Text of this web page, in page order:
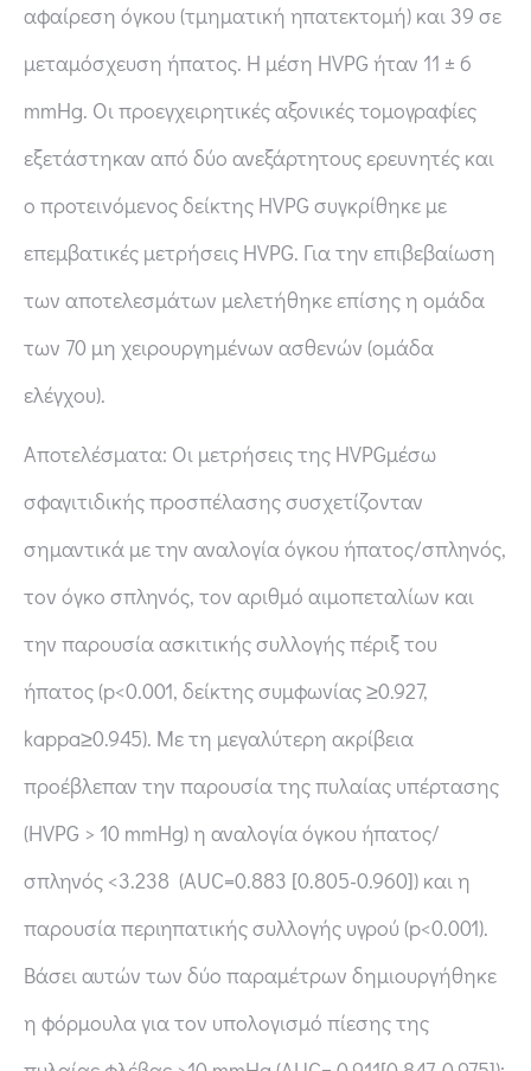
αφαίρεση όγκου (τμηματική ηπατεκτομή) και 39 σε
μεταμόσχευση ήπατος. Η μέση HVPG ήταν 11 ± 6
mmHg. Οι προεγχειρητικές αξονικές τομογραφίες
εξετάστηκαν από δύο ανεξάρτητους ερευνητές και
ο προτεινόμενος δείκτης HVPG συγκρίθηκε με
επεμβατικές μετρήσεις HVPG. Για την επιβεβαίωση
των αποτελεσμάτων μελετήθηκε επίσης η ομάδα
των 70 μη χειρουργημένων ασθενών (ομάδα
ελέγχου).
Αποτελέσματα: Οι μετρήσεις της HVPGμέσω
σφαγιτιδικής προσπέλασης συσχετίζονταν
σημαντικά με την αναλογία όγκου ήπατος/σπληνός,
τον όγκο σπληνός, τον αριθμό αιμοπεταλίων και
την παρουσία ασκιτικής συλλογής πέριξ του
ήπατος (p<0.001, δείκτης συμφωνίας ≥0.927,
kappa≥0.945). Με τη μεγαλύτερη ακρίβεια
προέβλεπαν την παρουσία της πυλαίας υπέρτασης
(HVPG > 10 mmHg) η αναλογία όγκου ήπατος/
σπληνός <3.238 (AUC=0.883 [0.805-0.960]) και η
παρουσία περιηπατικής συλλογής υγρού (p<0.001).
Βάσει αυτών των δύο παραμέτρων δημιουργήθηκε
η φόρμουλα για τον υπολογισμό πίεσης της